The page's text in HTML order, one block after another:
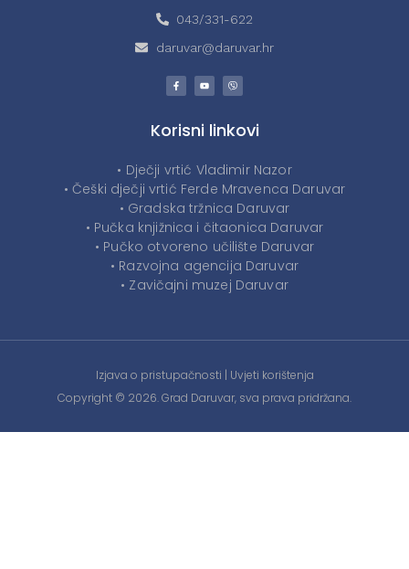
043/331-622
daruvar@daruvar.hr
Korisni linkovi
• Dječji vrtić Vladimir Nazor
• Češki dječji vrtić Ferde Mravenca Daruvar
• Gradska tržnica Daruvar
• Pučka knjižnica i čitaonica Daruvar
• Pučko otvoreno učilište Daruvar
• Razvojna agencija Daruvar
• Zavičajni muzej Daruvar
Izjava o pristupačnosti | Uvjeti korištenja
Copyright © 2026. Grad Daruvar, sva prava pridržana.